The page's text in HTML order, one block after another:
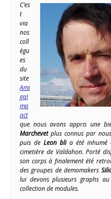
C’es
t
via
nos
coll
ègu
es
du
site
Ami
gaI
mp
act
que nous avons appris une
Marchevetplus connus par
puis de Leon blia été inhumé
cimetière de Valdahon. Porté
son corps à finalement été
des groupes de demomakers
lui devons plusieurs graphs
collection de modules.